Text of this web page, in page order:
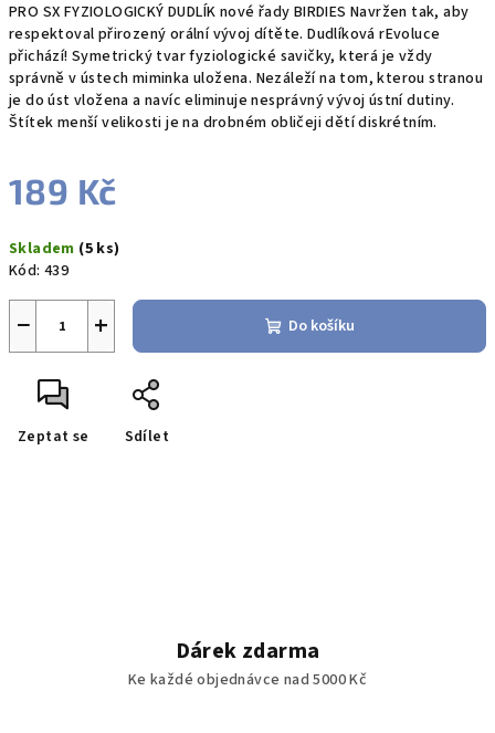
PRO SX FYZIOLOGICKÝ DUDLÍK nové řady BIRDIES Navržen tak, aby
respektoval přirozený orální vývoj dítěte. Dudlíková rEvoluce
přichází! Symetrický tvar fyziologické savičky, která je vždy
správně v ústech miminka uložena. Nezáleží na tom, kterou stranou
je do úst vložena a navíc eliminuje nesprávný vývoj ústní dutiny.
Štítek menší velikosti je na drobném obličeji dětí diskrétním.
189 Kč
cena:
Skladem (5 ks)
Kód: 439
+
− Do košíku
Zeptat se Sdílet
Dárek zdarma
Ke každé objednávce nad 5000 Kč